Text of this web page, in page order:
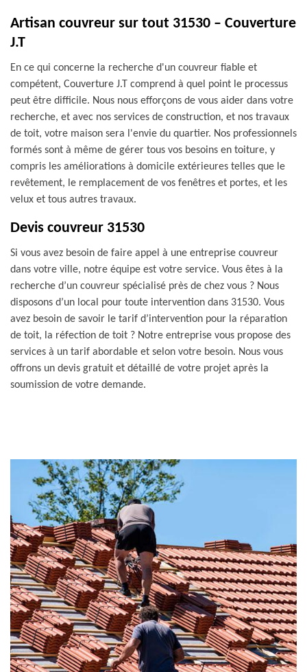
Artisan couvreur sur tout 31530 – Couverture
J.T
En ce qui concerne la recherche d'un couvreur fiable et
compétent, Couverture J.T comprend à quel point le processus
peut être difficile. Nous nous efforçons de vous aider dans votre
recherche, et avec nos services de construction, et nos travaux
de toit, votre maison sera l'envie du quartier. Nos professionnels
formés sont à même de gérer tous vos besoins en toiture, y
compris les améliorations à domicile extérieures telles que le
revêtement, le remplacement de vos fenêtres et portes, et les
velux et tous autres travaux.
Devis couvreur 31530
Si vous avez besoin de faire appel à une entreprise couvreur
dans votre ville, notre équipe est votre service. Vous êtes à la
recherche d’un couvreur spécialisé près de chez vous ? Nous
disposons d’un local pour toute intervention dans 31530. Vous
avez besoin de savoir le tarif d’intervention pour la réparation
de toit, la réfection de toit ? Notre entreprise vous propose des
services à un tarif abordable et selon votre besoin. Nous vous
offrons un devis gratuit et détaillé de votre projet après la
soumission de votre demande.